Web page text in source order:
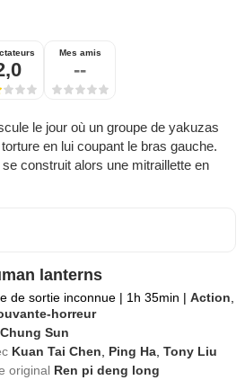
Mes amis
--
le jour où un groupe de yakuzas
en lui coupant le bras gauche.
construit alors une mitraillette en
lanterns
de sortie inconnue | 1h 35min | Action
horreur
Chung Sun
Kuan Tai Chen Ping Ha ,Tony Liu
original Ren pi deng long